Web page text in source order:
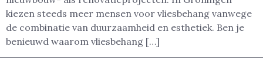
kiezen steeds meer mensen voor vliesbehang vanwege
de combinatie van duurzaamheid en esthetiek. Ben je
benieuwd waarom vliesbehang […]